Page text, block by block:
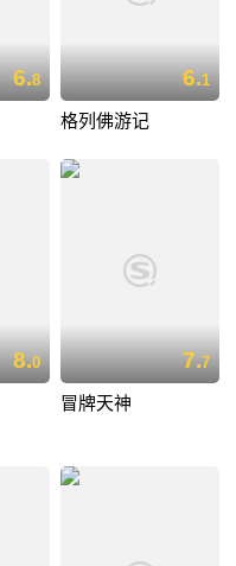
6.8 6.1
格列佛游记
8.0 7.7
冒牌天神